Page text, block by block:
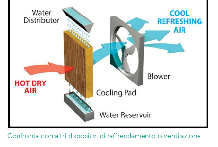
Confronta con altri dispositivi di raffreddamento o ventilazione